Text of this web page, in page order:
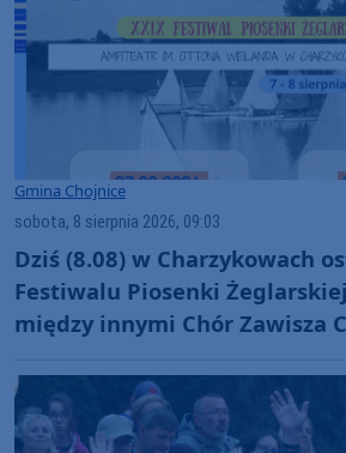
Gmina Chojnice
sobota, 8 sierpnia 2026, 09:03
Dziś (8.08) w Charzykowach
Festiwalu Piosenki
między innymi Chór Zawisza